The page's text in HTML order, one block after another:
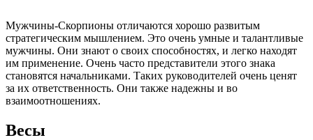
Мужчины-Скорпионы отличаются хорошо развитым
стратегическим мышлением. Это очень умные и талантливые
мужчины. Они знают о своих способностях, и легко находят
им применение. Очень часто представители этого знака
становятся начальниками. Таких руководителей очень ценят
за их ответственность. Они также надежны и во
взаимоотношениях.
Весы